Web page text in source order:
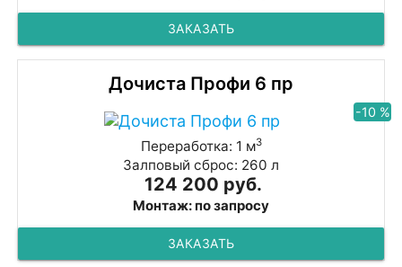
ЗАКАЗАТЬ
Дочиста Профи 6 пр
-10 %
Переработка: 1 м3
Залповый сброс: 260 л
124 200 руб.
Монтаж: по запросу
ЗАКАЗАТЬ